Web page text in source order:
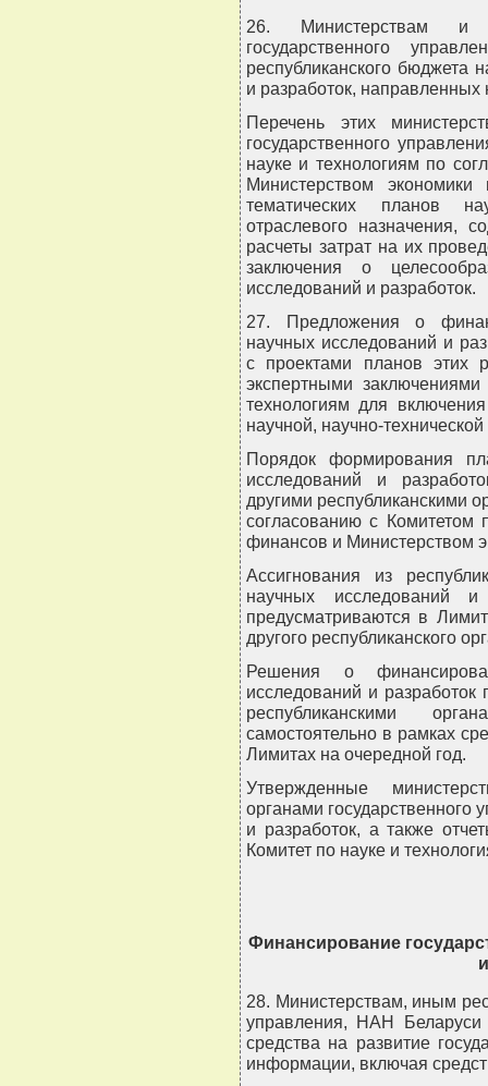
26. Министерствам и
государственного
республиканского бюджета
и разработок, направленных
Перечень этих
государственного
науке и технологиям по
Министерством
тематических планов
отраслевого назначения,
расчеты затрат на их
заключения о
исследований и разработок.
27. Предложения о
научных исследований и
с проектами планов этих
экспертными
технологиям для
научной, научно-
Порядок формирования
исследований и
другими республиканскими
согласованию с Комитетом
финансов и Министерством
Ассигнования из
научных исследований и
предусматриваются в
другого республиканского
Решения о
исследований и
республиканскими
самостоятельно в рамках
Лимитах на очередной год.
Утвержденные
органами
и разработок, а также
Комитет по науке и
Финансирование
28. Министерствам, иным
управления, НАН Беларуси
средства на развитие
информации, включая